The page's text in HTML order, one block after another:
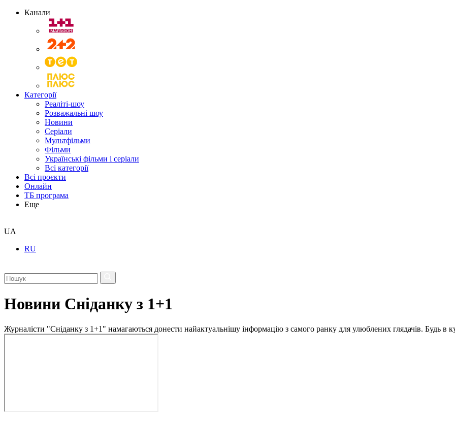
Канали
Категорії
Реаліті-шоу
Розважальні шоу
Новини
Серіали
Мультфільми
Фільми
Українські фільми і серіали
Всі категорії
Всі проєкти
Онлайн
ТБ програма
Еще
UA
RU
Новини Сніданку з 1+1
Журналісти "Сніданку з 1+1" намагаються донести найактуальнішу інформацію з самого ранку для улюблених глядачів. Будь в